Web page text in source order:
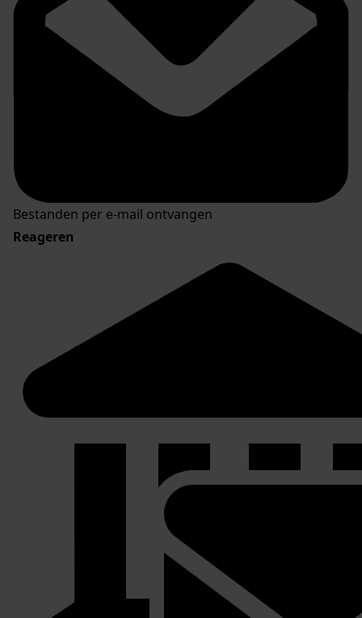
Bestanden per e-mail ontvangen
Reageren